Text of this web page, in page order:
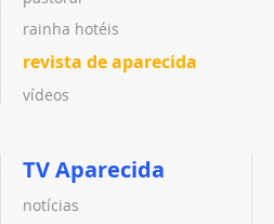
rainha hotéis
revista de aparecida
vídeos
TV Aparecida
notícias